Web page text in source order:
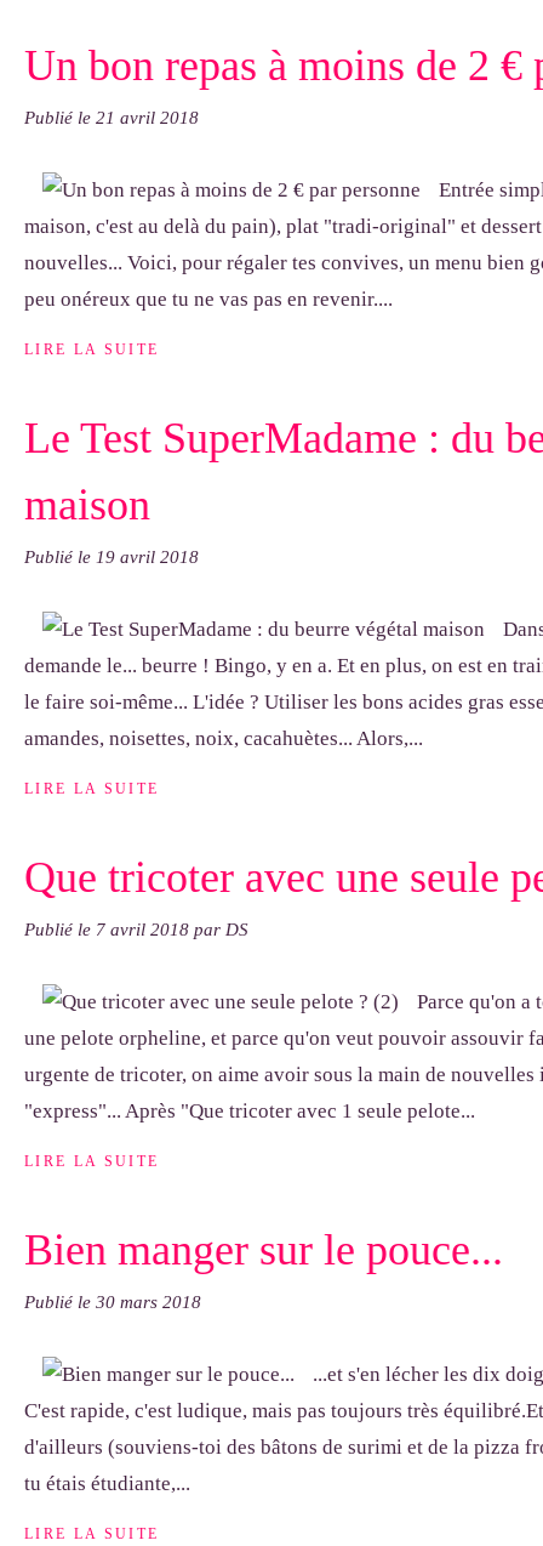
Un bon repas à moins de 2 €
Publié le 21 avril 2018
Entrée
maison, c'est au delà du pain), plat "tradi-original" et
nouvelles... Voici, pour régaler tes convives, un menu bien
peu onéreux que tu ne vas pas en revenir....
LIRE LA SUITE
Le Test SuperMadame : du
maison
Publié le 19 avril 2018
demande le... beurre ! Bingo, y en a. Et en plus, on est en
le faire soi-même... L'idée ? Utiliser les bons acides gras
amandes, noisettes, noix, cacahuètes... Alors,...
LIRE LA SUITE
Que tricoter avec une seule
Publié le 7 avril 2018 par DS
Parce qu'on a
une pelote orpheline, et parce qu'on veut pouvoir assouvir
urgente de tricoter, on aime avoir sous la main de nouvelles
"express"... Après "Que tricoter avec 1 seule pelote...
LIRE LA SUITE
Bien manger sur le pouce...
Publié le 30 mars 2018
...et s'en lécher les dix
C'est rapide, c'est ludique, mais pas toujours très
d'ailleurs (souviens-toi des bâtons de surimi et de la pizza
tu étais étudiante,...
LIRE LA SUITE